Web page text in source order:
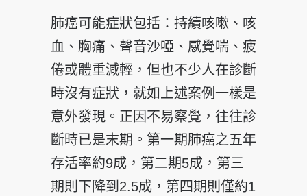
肺癌可能症狀包括：持續咳嗽、咳
血、胸痛、聲音沙啞、感覺喘、疲
倦或體重減輕，但也不少人在診斷
時沒有症狀，就如上述案例一樣是
意外發現。正因不易察覺，往往診
斷時已是末期。第一期肺癌之五年
存活率約9成，第二期5成，第三
期則下降到2.5成，第四期則僅約1